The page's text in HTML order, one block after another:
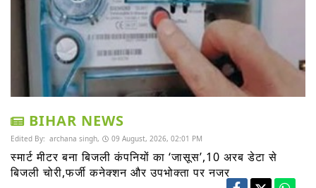
BIHAR NEWS
Edited By: archana singh, 09 August, 2026, 02:01 PM
स्मार्ट मीटर बना बिजली कंपनियों का ‘जासूस’,10 अरब डेटा से
बिजली चोरी,फर्जी कनेक्शन और उपभोक्ता पर नजर